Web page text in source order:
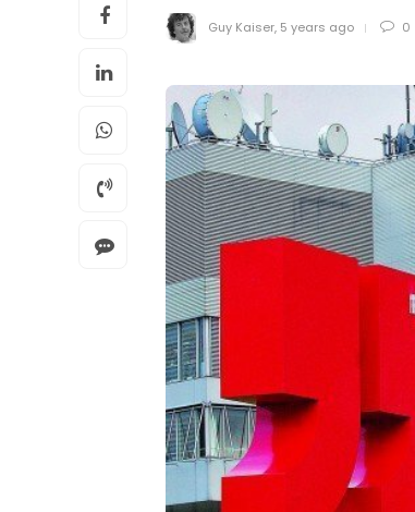
Guy Kaiser, 5 years ago 0